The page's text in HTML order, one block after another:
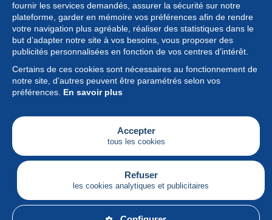
fournir les services demandés, assurer la sécurité sur notre
plateforme, garder en mémoire vos préférences afin de rendre
votre navigation plus agréable, réaliser des statistiques dans le
but d’adapter notre site à vos besoins, vous proposer des
publicités personnalisées en fonction de vos centres d’intérêt.
Certains de ces cookies sont nécessaires au fonctionnement de
notre site, d’autres peuvent être paramétrés selon vos
préférences. En savoir plus
Accepter
tous les cookies
Refuser
les cookies analytiques et publicitaires
Collection
Actualités
Fonctionnalités
Société
Services
Articles
Français